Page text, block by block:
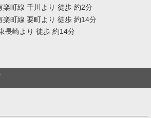
楽町線 千川より 徒歩 約2分
楽町線 要町より 徒歩 約14分
長崎より 徒歩 約14分